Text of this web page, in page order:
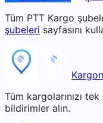
Tüm PTT Kargo
şubeleri sayfasını
Tüm kargolarınızı
bildirimler alın.